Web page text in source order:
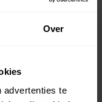
Over
advertenties te